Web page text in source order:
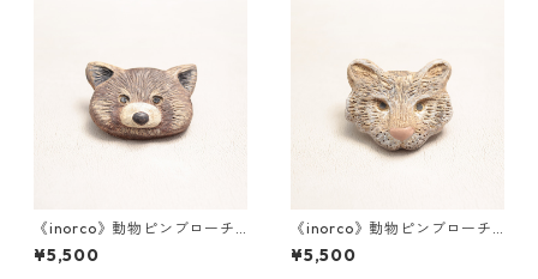
《inorco》動物ピンブローチ_
012
¥5,500
《inorco》動物ピンブローチ_
009
¥5,500